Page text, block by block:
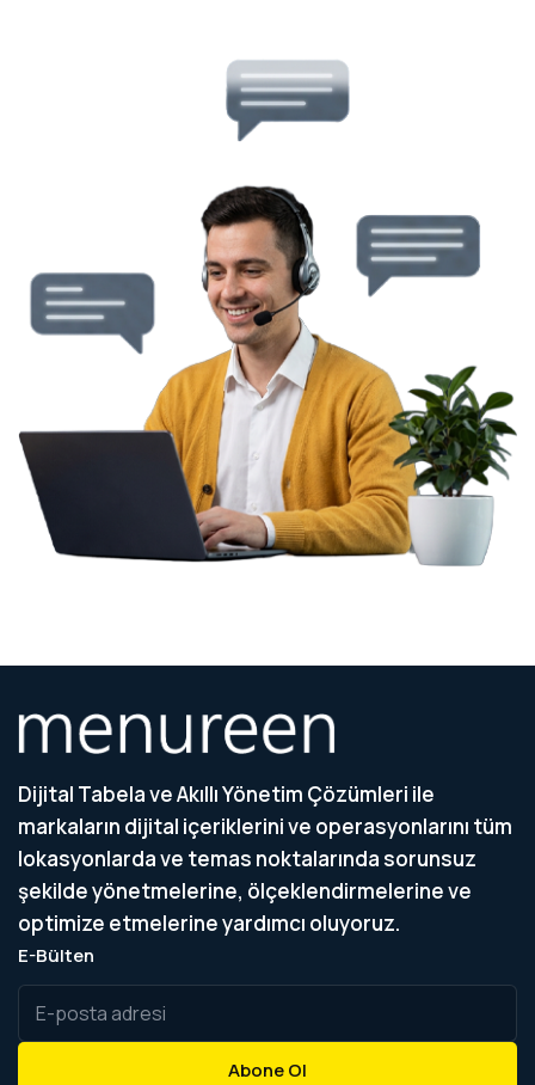
Dijital Tabela ve Akıllı Yönetim Çözümleri ile
markaların dijital içeriklerini ve operasyonlarını tüm
lokasyonlarda ve temas noktalarında sorunsuz
şekilde yönetmelerine, ölçeklendirmelerine ve
optimize etmelerine yardımcı oluyoruz.
E-Bülten
Abone Ol